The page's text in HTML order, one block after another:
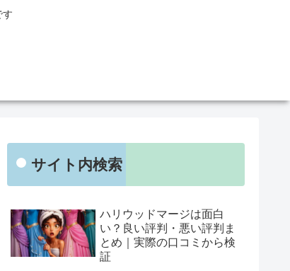
す
サイト内検索
ハリウッドマージは面白
い？良い評判・悪い評判ま
とめ｜実際の口コミから検
証